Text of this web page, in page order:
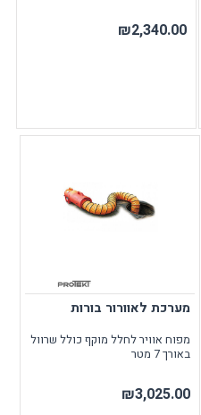
₪2,340.00
מערכת לאוורור בורות
מפוח אוויר לחלל מוקף כולל שרוול
באורך 7 מטר
₪3,025.00